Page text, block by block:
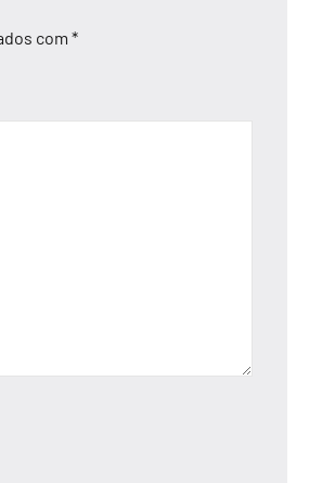
com *